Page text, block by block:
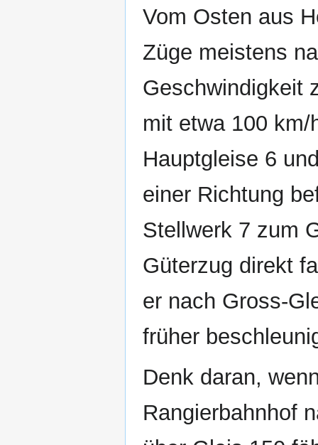
Vom Osten aus
Züge meistens
Geschwindigkeit
mit etwa 100 km/
Hauptgleise 6
einer Richtung
Stellwerk 7 zum
Güterzug direkt
er nach
früher
Denk daran,
Rangierbahnhof